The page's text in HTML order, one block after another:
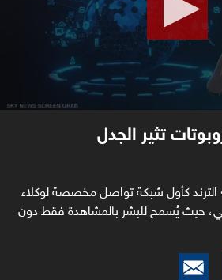
تثير الجدل
كأول شبكة تواصل مخصصة لوكلاء
حيث يُسمح للبشر بالمشاهدة فقط دون